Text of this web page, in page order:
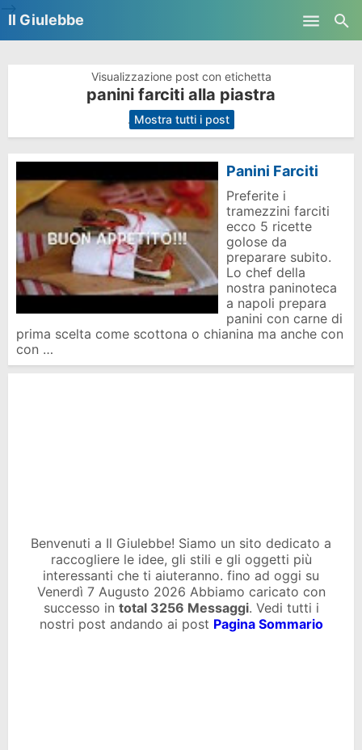
Il Giulebbe
Visualizzazione post con etichetta
panini farciti alla piastra
. Mostra tutti i post
Panini Farciti
Preferite i
tramezzini farciti
ecco 5 ricette
golose da
preparare subito.
Lo chef della
nostra paninoteca
a napoli prepara
panini con carne di
prima scelta come scottona o chianina ma anche con
con …
Benvenuti a Il Giulebbe! Siamo un sito dedicato a
raccogliere le idee, gli stili e gli oggetti più
interessanti che ti aiuteranno. fino ad oggi su
Venerdì 7 Augusto 2026 Abbiamo caricato con
successo in total 3256 Messaggi. Vedi tutti i
nostri post andando ai post Pagina Sommario